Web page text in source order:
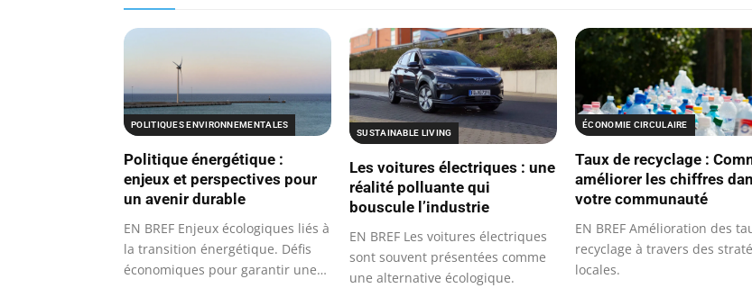
POLITIQUES ENVIRONNEMENTALES
Politique énergétique :
enjeux et perspectives pour
un avenir durable
EN BREF Enjeux écologiques liés à
la transition énergétique. Défis
économiques pour garantir une…
SUSTAINABLE LIVING
Les voitures électriques : une
réalité polluante qui
bouscule l’industrie
EN BREF Les voitures électriques
sont souvent présentées comme
une alternative écologique.
ÉCONOMIE CIRCULAIRE
Taux de recyclage :
améliorer les chiffres
votre communauté
EN BREF Amélioration des
recyclage à travers des
locales.